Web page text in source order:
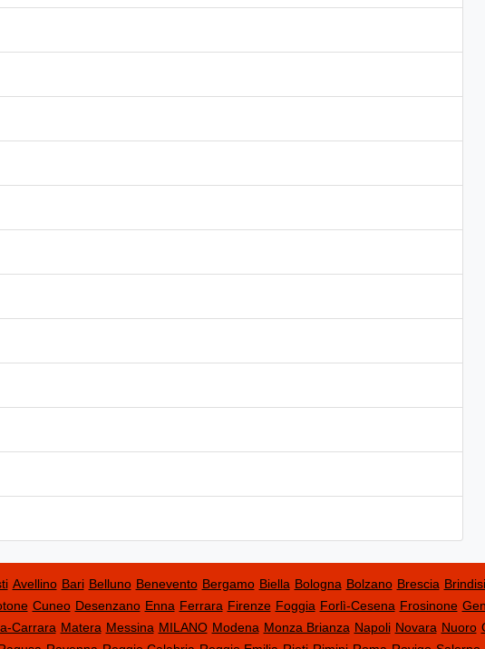
Avellino Bari Belluno Benevento Bergamo Biella Bologna Bolzano Brescia Brindisi
Cuneo Desenzano Enna Ferrara Firenze Foggia Forlì-Cesena Frosinone
Carrara Matera Messina MILANO Modena Monza Brianza Napoli Novara Nuoro